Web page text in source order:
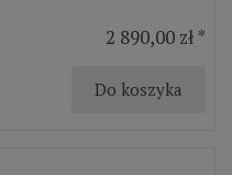
2 890,00 zł *
Do koszyka